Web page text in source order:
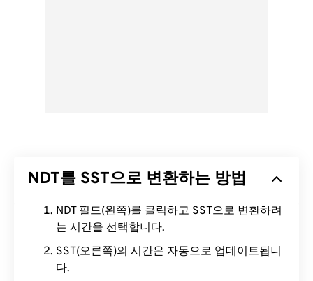
NDT를 SST으로 변환하는 방법
NDT 필드(왼쪽)를 클릭하고 SST으로 변환하려
는 시간을 선택합니다.
SST(오른쪽)의 시간은 자동으로 업데이트됩니
다.